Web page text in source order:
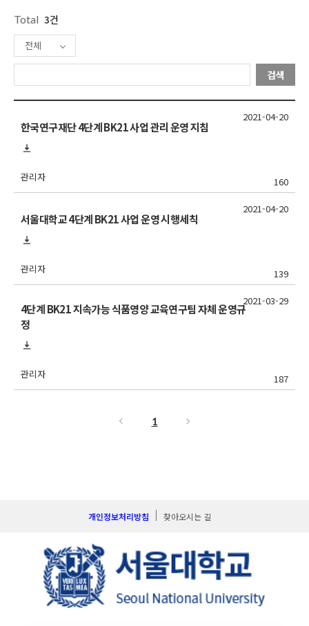
Total 3건
전체
검색
한국연구재단 4단계 BK21 사업 관리 운영 지침
관리자 160
2021-04-20
서울대학교 4단계 BK21 사업 운영 시행세칙
관리자 139
2021-04-20
4단계 BK21 지속가능 식품영양 교육연구팀 자체 운영규
정
관리자 187
2021-03-29
1
개인정보처리방침 찾아오시는 길